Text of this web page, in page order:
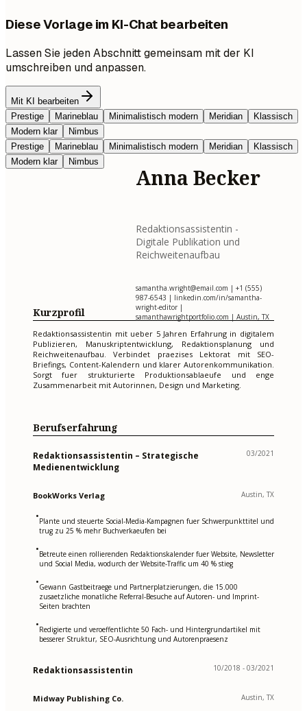
Diese Vorlage im KI-Chat bearbeiten
Lassen Sie jeden Abschnitt gemeinsam mit der KI
umschreiben und anpassen.
Mit KI bearbeiten
Prestige
Marineblau Minimalistisch modern Meridian
Klassisch
Modern klar
Nimbus
Prestige
Marineblau Minimalistisch modern Meridian
Klassisch
Modern klar
Nimbus
Anna Becker
Redaktionsassistentin -
Digitale Publikation und
Reichweitenaufbau
samantha.wright@email.com | +1 (555)
987-6543 | linkedin.com/in/samantha-
wright-editor |
samanthawrightportfolio.com | Austin, TX
Kurzprofil
Redaktionsassistentin mit ueber 5 Jahren Erfahrung in digitalem
Publizieren, Manuskriptentwicklung, Redaktionsplanung und
Reichweitenaufbau. Verbindet praezises Lektorat mit SEO-
Briefings, Content-Kalendern und klarer Autorenkommunikation.
Sorgt fuer strukturierte Produktionsablaeufe und enge
Zusammenarbeit mit Autorinnen, Design und Marketing.
Berufserfahrung
Redaktionsassistentin – Strategische
Medienentwicklung
03/2021
BookWorks Verlag Austin, TX
•Plante und steuerte Social-Media-Kampagnen fuer Schwerpunkttitel und
trug zu 25 % mehr Buchverkaeufen bei
•Betreute einen rollierenden Redaktionskalender fuer Website, Newsletter
und Social Media, wodurch der Website-Traffic um 40 % stieg
•Gewann Gastbeitraege und Partnerplatzierungen, die 15.000
zusaetzliche monatliche Referral-Besuche auf Autoren- und Imprint-
Seiten brachten
•Redigierte und veroeffentlichte 50 Fach- und Hintergrundartikel mit
besserer Struktur, SEO-Ausrichtung und Autorenpraesenz
Redaktionsassistentin 10/2018 - 03/2021
Midway Publishing Co. Austin, TX